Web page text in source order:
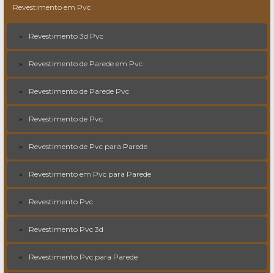
Revestimento em Pvc
Revestimento 3d Pvc
Revestimento de Parede em Pvc
Revestimento de Parede Pvc
Revestimento de Pvc
Revestimento de Pvc para Parede
Revestimento em Pvc para Parede
Revestimento Pvc
Revestimento Pvc 3d
Revestimento Pvc para Parede